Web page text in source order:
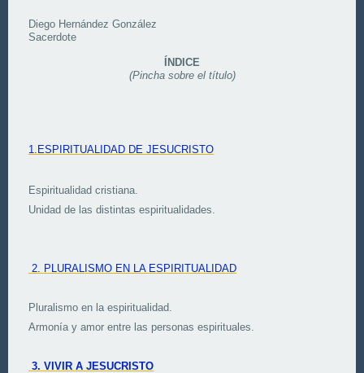
Diego Hernández González
Sacerdote
ÍNDICE
(Pincha sobre el título)
1.ESPIRITUALIDAD DE JESUCRISTO
Espiritualidad cristiana.
Unidad de las distintas espiritualidades.
2. PLURALISMO EN LA ESPIRITUALIDAD
Pluralismo en la espiritualidad.
Armonía y amor entre las personas espirituales.
3. VIVIR A JESUCRISTO